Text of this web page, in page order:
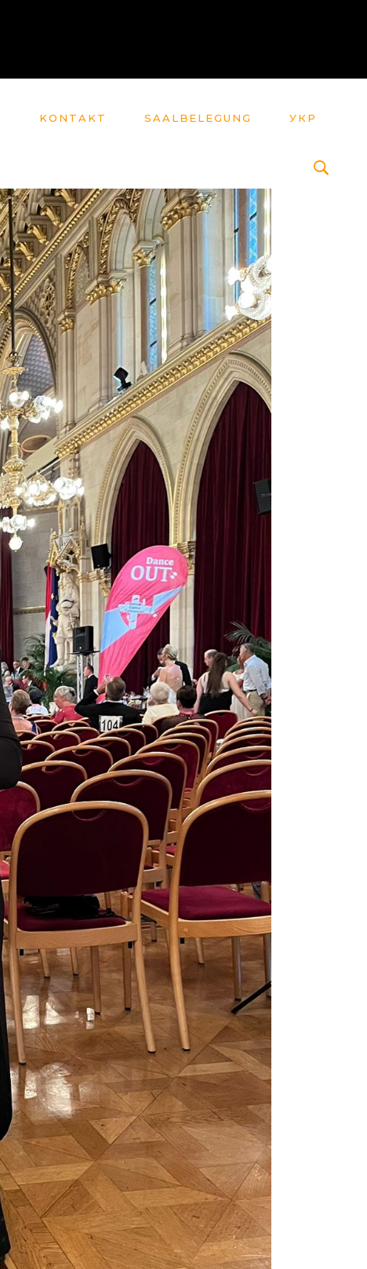
KONTAKT SAALBELEGUNG УКР